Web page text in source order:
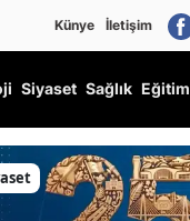
Künye İletişim
Siyaset Sağlık Eğitim